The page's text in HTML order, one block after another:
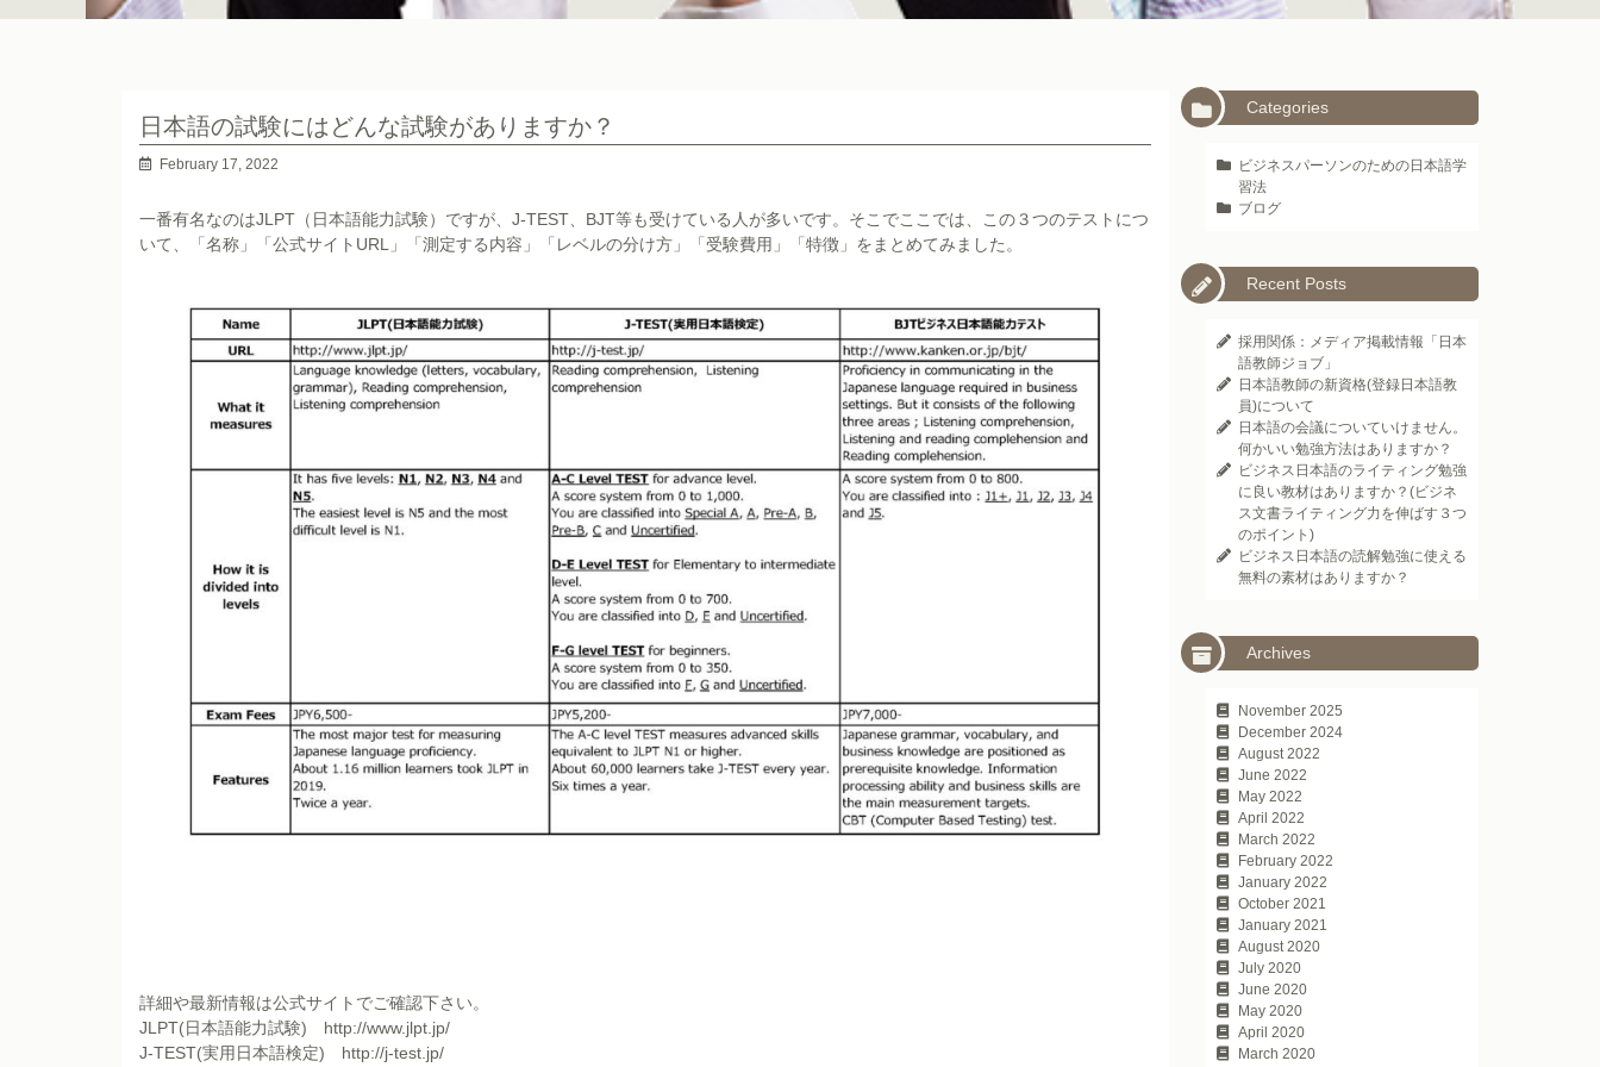
日本語の試験にはどんな試験がありますか？
February 17, 2022
一番有名なのはJLPT（日本語能力試験）ですが、J-TEST、BJT等も受けている人が多いです。そこでここでは、この３つのテストにつ
いて、「名称」「公式サイトURL」「測定する内容」「レベルの分け方」「受験費用」「特徴」をまとめてみました。
詳細や最新情報は公式サイトでご確認下さい。
JLPT(日本語能力試験) http://www.jlpt.jp/
J-TEST(実用日本語検定) http://j-test.jp/
Categories
ビジネスパーソンのための日本語学
習法
ブログ
Recent Posts
採用関係：メディア掲載情報「日本
語教師ジョブ」
日本語教師の新資格(登録日本語教
員)について
日本語の会議についていけません。
何かいい勉強方法はありますか？
ビジネス日本語のライティング勉強
に良い教材はありますか？(ビジネ
ス文書ライティング力を伸ばす３つ
のポイント)
ビジネス日本語の読解勉強に使える
無料の素材はありますか？
Archives
November 2025
December 2024
August 2022
June 2022
May 2022
April 2022
March 2022
February 2022
January 2022
October 2021
January 2021
August 2020
July 2020
June 2020
May 2020
April 2020
March 2020